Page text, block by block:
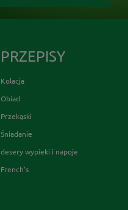
PRZEPISY
Kolacja
Obiad
Przekąski
Śniadanie
desery wypieki i napoje
French's